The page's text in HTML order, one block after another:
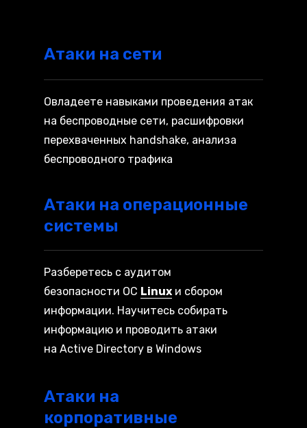
Атаки на сети
Овладеете навыками проведения атак
на беспроводные сети, расшифровки
перехваченных handshake, анализа
беспроводного трафика
Атаки на операционные
системы
Разберетесь с аудитом
безопасности ОС Linux и сбором
информации. Научитесь собирать
информацию и проводить атаки
на Active Directory в Windows
Атаки на
корпоративные